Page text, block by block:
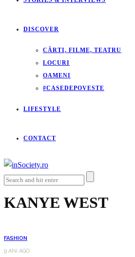
DISCOVER
CĂRTI, FILME, TEATRU
LOCURI
OAMENI
#CASEDEPOVESTE
LIFESTYLE
CONTACT
KANYE WEST
FASHION
9 ANI AGO